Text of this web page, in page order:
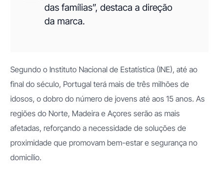
das famílias”, destaca a direção
da marca.
Segundo o Instituto Nacional de Estatística (INE), até ao
final do século, Portugal terá mais de três milhões de
idosos, o dobro do número de jovens até aos 15 anos. As
regiões do Norte, Madeira e Açores serão as mais
afetadas, reforçando a necessidade de soluções de
proximidade que promovam bem-estar e segurança no
domicílio.